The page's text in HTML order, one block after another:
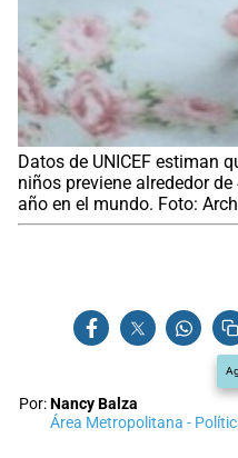
Datos de UNICEF estiman
niños previene alrededor
año en el mundo. Foto:
Por:Nancy Balza
Área Metropolitana -